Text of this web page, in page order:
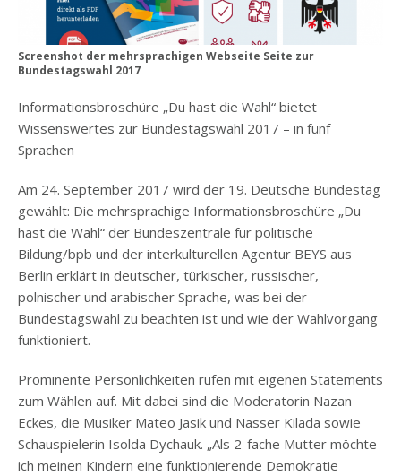
Screenshot der mehrsprachigen Webseite Seite zur
Bundestagswahl 2017
Informationsbroschüre „Du hast die Wahl“ bietet
Wissenswertes zur Bundestagswahl 2017 – in fünf
Sprachen
Am 24. September 2017 wird der 19. Deutsche Bundestag
gewählt: Die mehrsprachige Informationsbroschüre „Du
hast die Wahl“ der Bundeszentrale für politische
Bildung/bpb und der interkulturellen Agentur BEYS aus
Berlin erklärt in deutscher, türkischer, russischer,
polnischer und arabischer Sprache, was bei der
Bundestagswahl zu beachten ist und wie der Wahlvorgang
funktioniert.
Prominente Persönlichkeiten rufen mit eigenen Statements
zum Wählen auf. Mit dabei sind die Moderatorin Nazan
Eckes, die Musiker Mateo Jasik und Nasser Kilada sowie
Schauspielerin Isolda Dychauk. „Als 2-fache Mutter möchte
ich meinen Kindern eine funktionierende Demokratie